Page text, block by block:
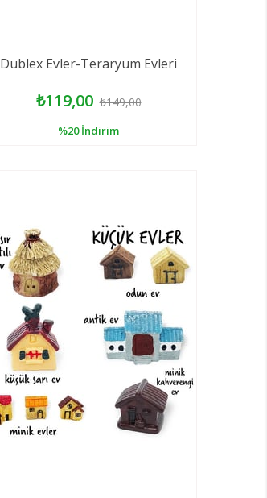
Dublex Evler-Teraryum Evleri
₺119,00 ₺149,00
%20 İndirim